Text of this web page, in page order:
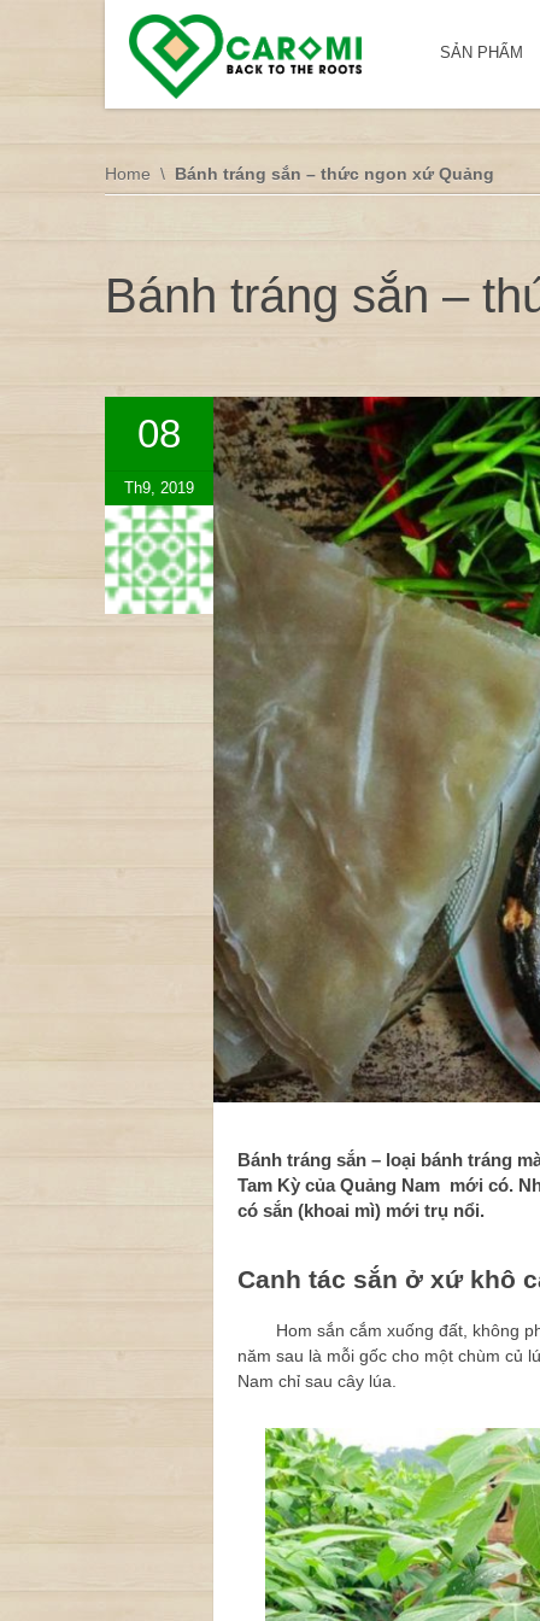
SẢN PHẨM
Home Bánh tráng sắn – thức ngon xứ Quảng
Bánh tráng sắn –
08
Th9, 2019
Bánh tráng sắn – loại bánh tráng
Tam Kỳ của Quảng Nam mới có.
có sắn (khoai mì) mới trụ nổi.
Canh tác sắn ở xứ khô
Hom sắn cắm xuống đất, không
năm sau là mỗi gốc cho một chùm củ
Nam chỉ sau cây lúa.